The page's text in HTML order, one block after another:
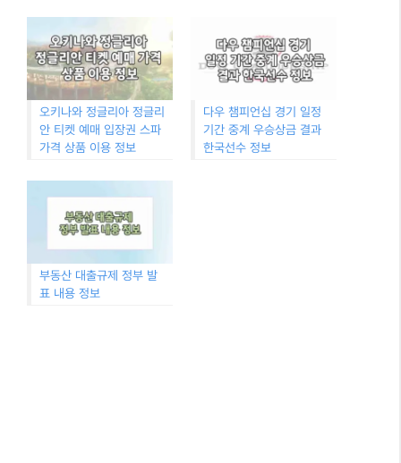
오키나와 정글리아 정글리
안 티켓 예매 입장권 스파
가격 상품 이용 정보
다우 챔피언십 경기 일정
기간 중계 우승상금 결과
한국선수 정보
부동산 대출규제 정부 발
표 내용 정보